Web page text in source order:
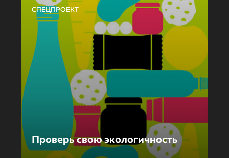
СПЕЦПРОЕКТ
Проверь свою экологичность